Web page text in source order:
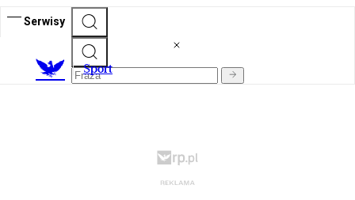
Serwisy
Sport